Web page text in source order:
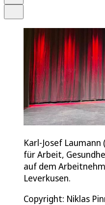
Karl-Josef
für Arbeit,
auf dem
Leverkusen.
Copyright: Niklas